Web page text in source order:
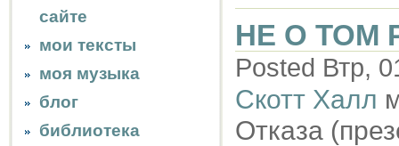
сайте
мои тексты
моя музыка
блог
библиотека
НЕ О ТОМ
Posted Втр,
Скотт Халл
Отказа